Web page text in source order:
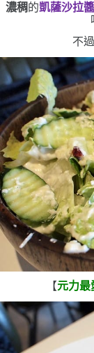
濃稠的凱薩沙拉醬
不
【元力最